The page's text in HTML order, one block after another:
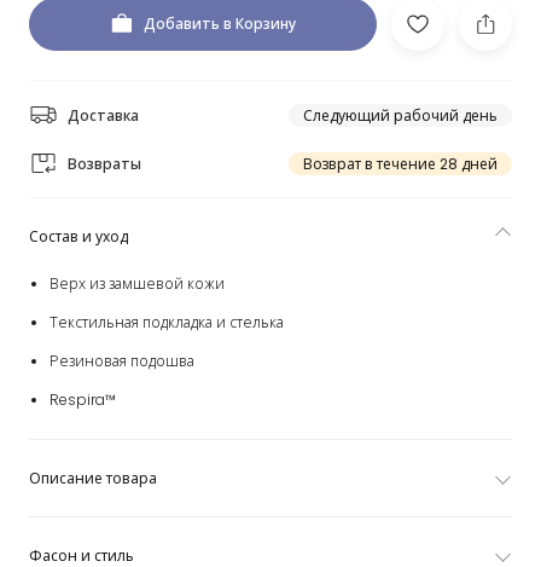
Добавить в Корзину
Доставка Следующий рабочий день
Возвраты Возврат в течение 28 дней
Состав и уход
Верх из замшевой кожи
Текстильная подкладка и стелька
Резиновая подошва
Respira™
Описание товара
Фасон и стиль